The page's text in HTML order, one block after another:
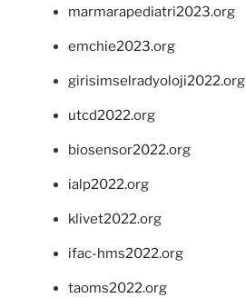
marmarapediatri2023.org
emchie2023.org
girisimselradyoloji2022.org
utcd2022.org
biosensor2022.org
ialp2022.org
klivet2022.org
ifac-hms2022.org
taoms2022.org